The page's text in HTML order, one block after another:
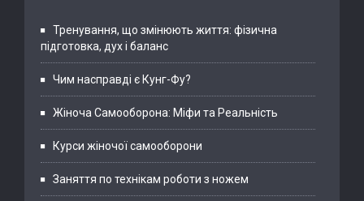
Тренування, що змінюють життя: фізична
підготовка, дух і баланс
Чим насправді є Кунг-Фу?
Жіноча Самооборона: Міфи та Реальність
Курси жіночої самооборони
Заняття по технікам роботи з ножем